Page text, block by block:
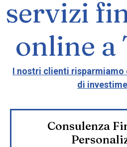
servizi
online a
I nostri clienti risparmiamo
di
Consulenza